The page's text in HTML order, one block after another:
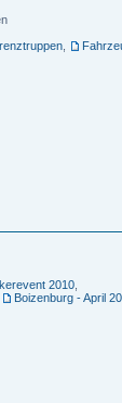
2010
Boizenburg - April